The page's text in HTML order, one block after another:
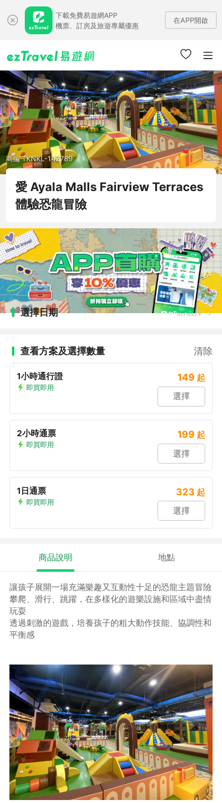
下載免費易遊網APP
機票、訂房及旅遊專屬優惠
在APP開啟
商編 TKNKL-142789
愛 Ayala Malls Fairview Terraces
體驗恐龍冒險
選擇日期 請選擇
查看方案及選擇數量 清除
1小時通行證
即買即用
149 起
選擇
2小時通票
即買即用
199 起
選擇
1日通票
即買即用
323 起
選擇
商品說明 地點
讓孩子展開一場充滿樂趣又互動性十足的恐龍主題冒險
攀爬、滑行、跳躍，在多樣化的遊樂設施和區域中盡情
玩耍
透過刺激的遊戲，培養孩子的粗大動作技能、協調性和
平衡感